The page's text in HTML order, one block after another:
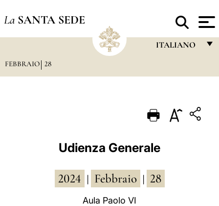
La SANTA SEDE
ITALIANO
PORTUGUÊS
POLSKI
FEBBRAIO 28
Udienza Generale
2024 Febbraio 28
Aula Paolo VI